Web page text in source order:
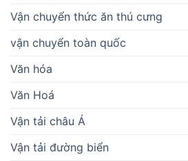
Vận chuyển thức ăn thú cưng
vận chuyển toàn quốc
Văn hóa
Văn Hoá
Vận tải châu Á
Vận tải đường biển